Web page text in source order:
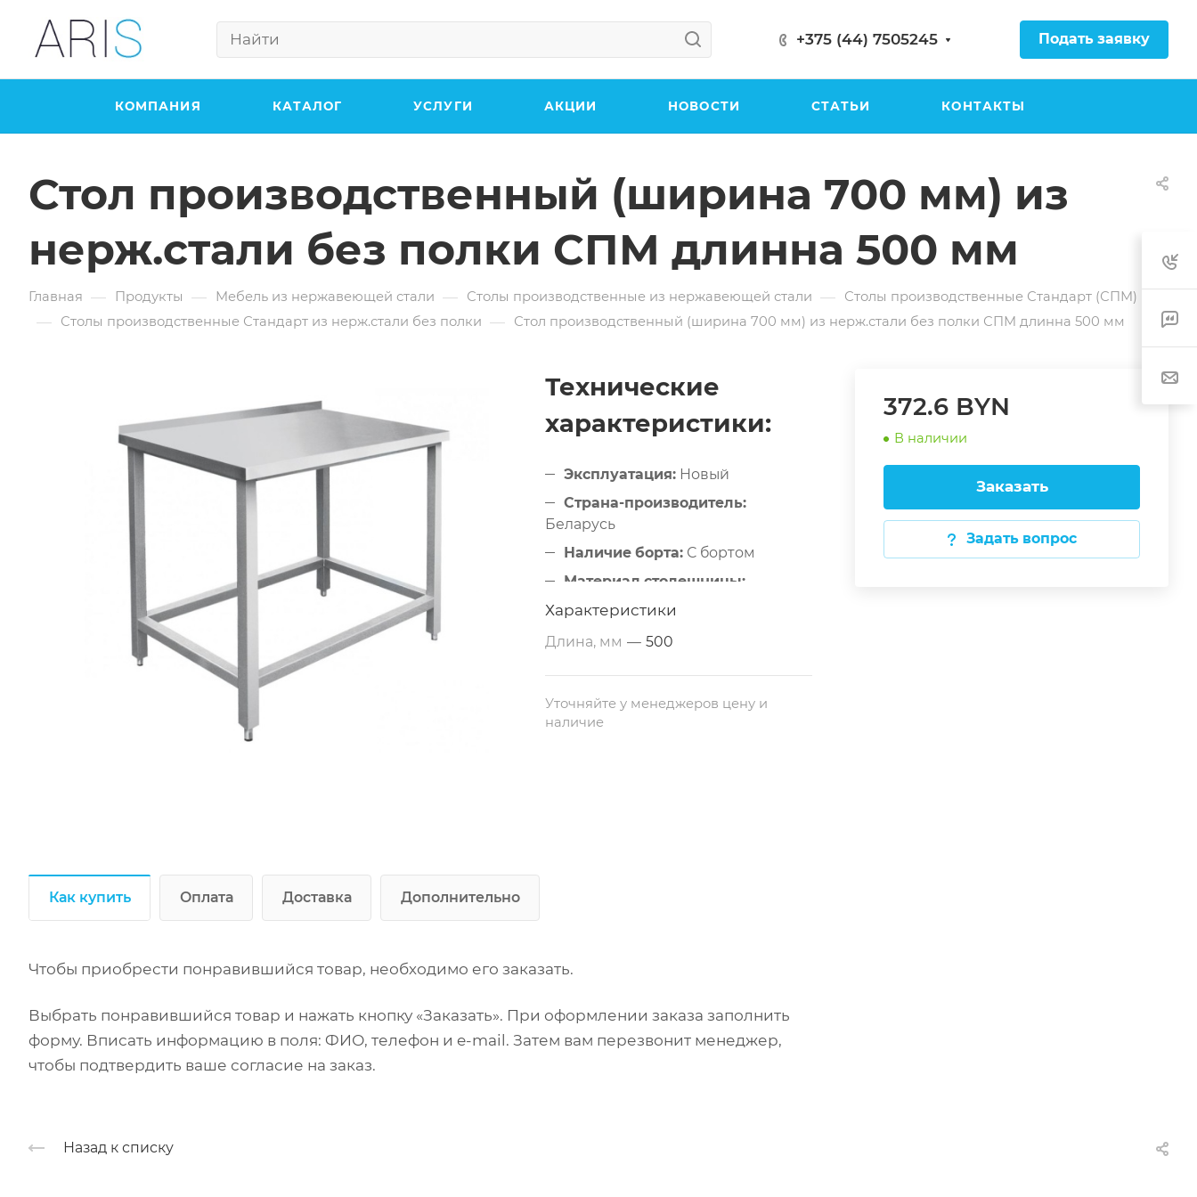
+375 (44) 7505245 Подать заявку
КОМПАНИЯ КАТАЛОГ УСЛУГИ АКЦИИ НОВОСТИ СТАТЬИ КОНТАКТЫ
Стол производственный (ширина 700 мм) из
нерж.стали без полки СПМ длинна 500 мм
Главная — Продукты — Мебель из нержавеющей стали — Столы производственные из нержавеющей стали — Столы производственные Стандарт (СПМ)
— Столы производственные Стандарт из нерж.стали без полки — Стол производственный (ширина 700 мм) из нерж.стали без полки СПМ длинна 500 мм
372.6 BYN
В наличии
Заказать
Задать вопрос
Технические
характеристики:
Эксплуатация: Новый
Страна-производитель:
Беларусь
Наличие борта: С бортом
Материал столешницы:
Металлический (нержавеющая
сталь AISI 430)
Дополнительные свойства:
нержавеющей стали
Размеры:500х700х850 мм
Тип по назначению:
Характеристики
Длина, мм — 500
Уточняйте у менеджеров цену и
наличие
Как купить Оплата Доставка Дополнительно
Чтобы приобрести понравившийся товар, необходимо его заказать.
Выбрать понравившийся товар и нажать кнопку «Заказать». При оформлении заказа заполнить
форму. Вписать информацию в поля: ФИО, телефон и e-mail. Затем вам перезвонит менеджер,
чтобы подтвердить ваше согласие на заказ.
Назад к списку